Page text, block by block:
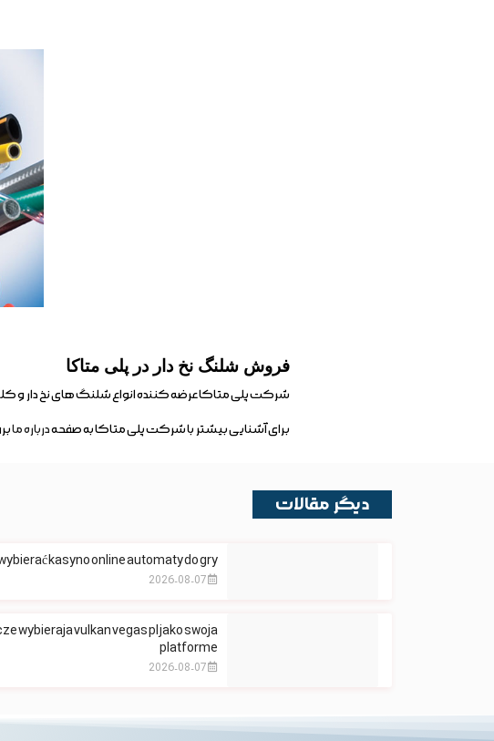
فروش شلنگ نخ دار در پلی متاکا
شرکت پلی متاکا عرضه کننده انواع شلنگ های نخ دار و
برای آشنایی بیشتر با شرکت پلی متاکا به صفحهدرباره ما
دیگر مقالات
kasyno online automaty do gry
wybieraja vulkan vegas pl jako swoja
platforme